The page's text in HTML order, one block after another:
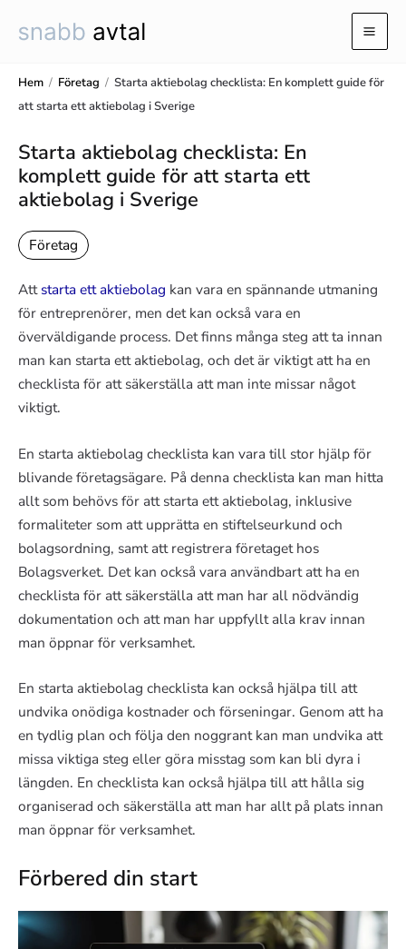
Hem / Företag / Starta aktiebolag checklista: En komplett guide för
att starta ett aktiebolag i Sverige
Starta aktiebolag checklista: En
komplett guide för att starta ett
aktiebolag i Sverige
Företag
Attstarta ett aktiebolag kan vara en spännande utmaning
för entreprenörer, men det kan också vara en
överväldigande process. Det finns många steg att ta innan
man kan starta ett aktiebolag, och det är viktigt att ha en
checklista för att säkerställa att man inte missar något
viktigt.
En starta aktiebolag checklista kan vara till stor hjälp för
blivande företagsägare. På denna checklista kan man hitta
allt som behövs för att starta ett aktiebolag, inklusive
formaliteter som att upprätta en stiftelseurkund och
bolagsordning, samt att registrera företaget hos
Bolagsverket. Det kan också vara användbart att ha en
checklista för att säkerställa att man har all nödvändig
dokumentation och att man har uppfyllt alla krav innan
man öppnar för verksamhet.
En starta aktiebolag checklista kan också hjälpa till att
undvika onödiga kostnader och förseningar. Genom att ha
en tydlig plan och följa den noggrant kan man undvika att
missa viktiga steg eller göra misstag som kan bli dyra i
längden. En checklista kan också hjälpa till att hålla sig
organiserad och säkerställa att man har allt på plats innan
man öppnar för verksamhet.
Förbered din start